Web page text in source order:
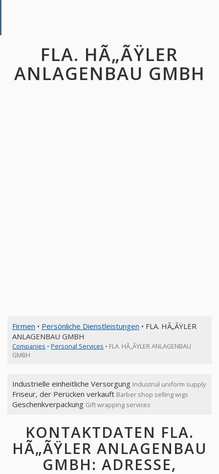
FLA. HÃ„ÃŸLER
ANLAGENBAU GMBH
Firmen • Persönliche Dienstleistungen • FLA. HÃ„ÃŸLER
ANLAGENBAU GMBH
Companies • Personal Services • FLA. HÃ„ÃŸLER ANLAGENBAU
GMBH
Industrielle einheitliche Versorgung Industrial uniform supply
Friseur, der Perücken verkauft Barber shop selling wigs
Geschenkverpackung Gift wrapping services
KONTAKTDATEN FLA.
HÃ„ÃŸLER ANLAGENBAU
GMBH: ADRESSE,